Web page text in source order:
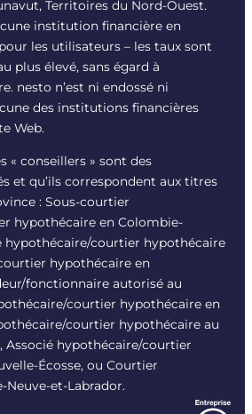
Territoires du Nord-Ouest.
institution financière en
les utilisateurs – les taux sont
plus élevé, sans égard à
nesto n’est ni endossé ni
des institutions financières
Web.
« conseillers » sont des
et qu’ils correspondent aux titres
: Sous-courtier
hypothécaire en Colombie-
hypothécaire/courtier hypothécaire
hypothécaire en
fonctionnaire autorisé au
courtier hypothécaire en
courtier hypothécaire au
Associé hypothécaire/courtier
Écosse, ou Courtier
Neuve-et-Labrador.